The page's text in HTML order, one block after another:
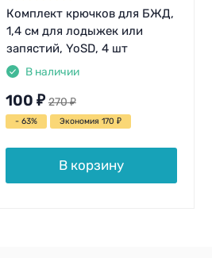
Комплект крючков для БЖД,
1,4 см для лодыжек или
запястий, YoSD, 4 шт
В наличии
100 ₽ 270₽
- 63% Экономия 170 ₽
В корзину